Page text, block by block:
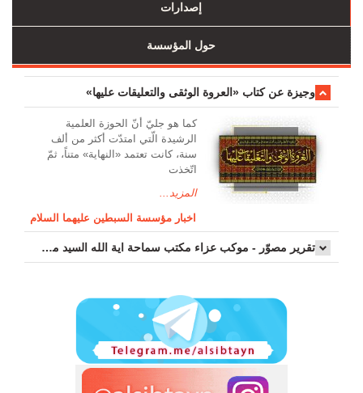
إصدارات
حول المؤسسة
وجیزة عن کتاب «العروة الوثقی والتعلیقات علیها»
کما هو جليّ أنّ الحوزة العلمیة
الرشیدة الّتي امتدّت أكثر من ألف
سنة، كانت تعتمد «النهاية» متناً، ثمّ
اتّخذت
المزيد...
اخبار مؤسسة السبطين عليهما السلام
تقرير مصوّر - موكب عزاء مکتب سماحة اية الله السيد مرتضى الموسوي الاصفهاني في يوم إستشهاد السيدة فاطم...